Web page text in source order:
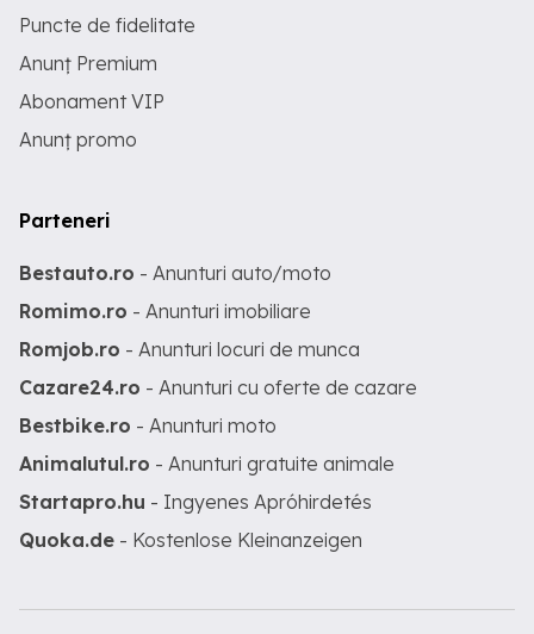
Puncte de fidelitate
Anunț Premium
Abonament VIP
Anunț promo
Parteneri
Bestauto.ro - Anunturi auto/moto
Romimo.ro - Anunturi imobiliare
Romjob.ro - Anunturi locuri de munca
Cazare24.ro - Anunturi cu oferte de cazare
Bestbike.ro - Anunturi moto
Animalutul.ro - Anunturi gratuite animale
Startapro.hu - Ingyenes Apróhirdetés
Quoka.de - Kostenlose Kleinanzeigen